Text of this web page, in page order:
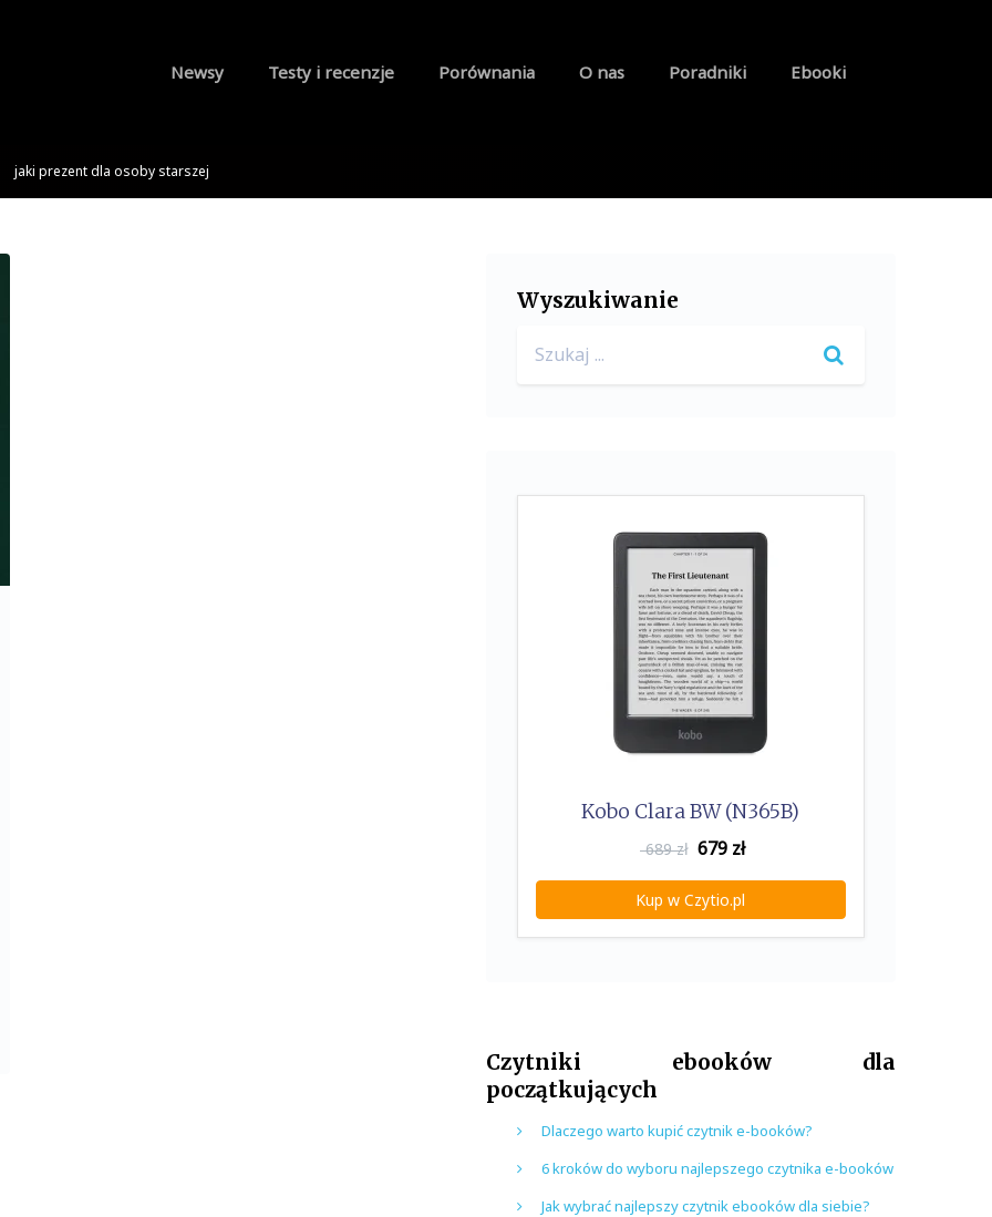
Newsy Testy i recenzje Porównania O nas Poradniki Ebooki
jaki prezent dla osoby starszej
Wyszukiwanie
for:
Kobo Clara BW (N365B)
689 zł 679zł
Kup w Czytio.pl
Czytniki ebooków dla
początkujących
Dlaczego warto kupić czytnik e-booków?
6 kroków do wyboru najlepszego czytnika e-booków
Jak wybrać najlepszy czytnik ebooków dla siebie?